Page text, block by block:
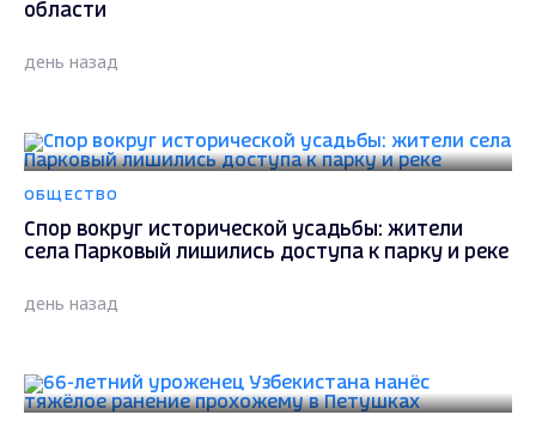
области
день назад
ОБЩЕСТВО
Спор вокруг исторической усадьбы: жители
села Парковый лишились доступа к парку и реке
день назад